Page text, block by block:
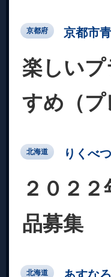
京都府 京都市
楽しい
すめ（
北海道 りくべ
２０２
品募集
北海道